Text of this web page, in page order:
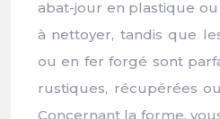
abat-jour en plastique
à nettoyer, tandis que
ou en fer forgé sont
rustiques, récupérées
Concernant la forme,